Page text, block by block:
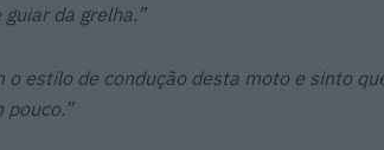
da grelha.”
o estilo de condução desta moto e sinto
pouco.”